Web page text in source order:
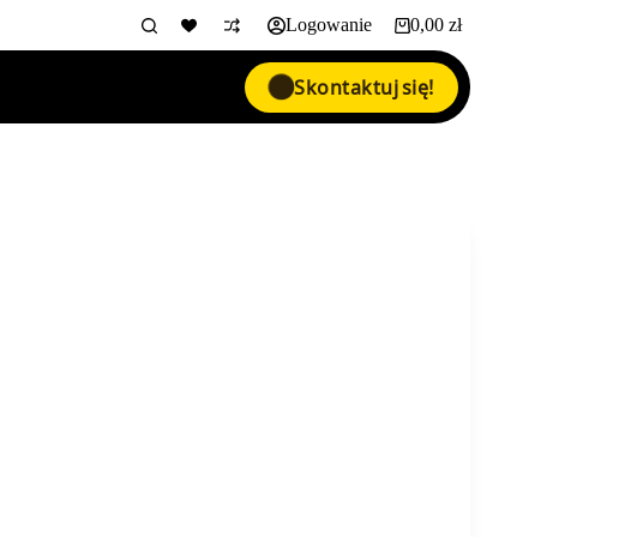
Logowanie Koszyk
0,00 zł
Skontaktuj się!